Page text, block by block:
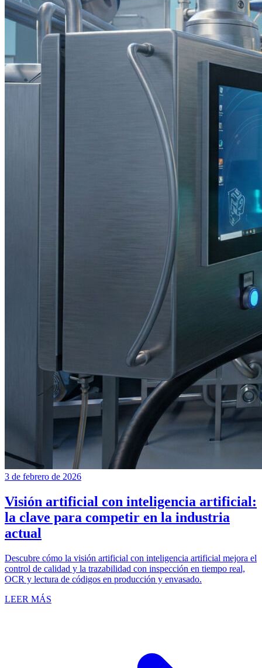
3 de febrero de 2026
Visión artificial con inteligencia artificial:
la clave para competir en la industria
actual
Descubre cómo la visión artificial con inteligencia artificial mejora el
control de calidad y la trazabilidad con inspección en tiempo real,
OCR y lectura de códigos en producción y envasado.
LEER MÁS